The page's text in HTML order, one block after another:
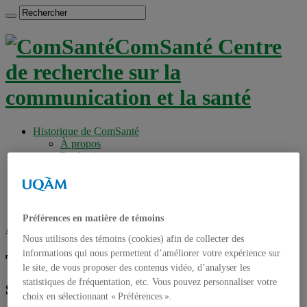
ComSanté Centre
de recherche sur la
communication et la santé
Historique de ComSanté
À propos
Productions
Chercheurs réguliers
Chercheurs associés
Accueil
Tag archives :série de
séminaire 2011
Préférences en matière de témoins
Nous utilisons des témoins (cookies) afin de collecter des
informations qui nous permettent d’améliorer votre expérience sur
le site, de vous proposer des contenus vidéo, d’analyser les
statistiques de fréquentation, etc. Vous pouvez personnaliser votre
choix en sélectionnant « Préférences ».